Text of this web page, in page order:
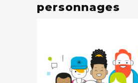
personnages